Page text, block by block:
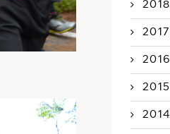
2018
2017
2016
2015
2014